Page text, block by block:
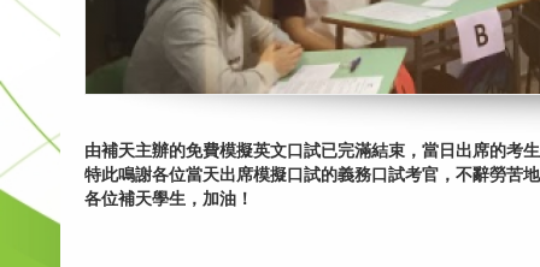
由補天主辦的免費模擬英文口試已完滿結束，當日出席的考
特此鳴謝各位當天出席模擬口試的義務口試考官，不辭勞苦
各位補天學生，加油！